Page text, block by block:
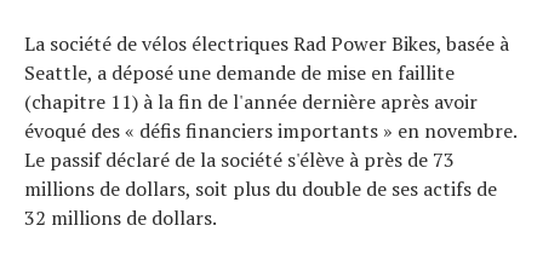
La société de vélos électriques Rad Power Bikes, basée à
Seattle, a déposé une demande de mise en faillite
(chapitre 11) à la fin de l'année dernière après avoir
évoqué des « défis financiers importants » en novembre.
Le passif déclaré de la société s'élève à près de 73
millions de dollars, soit plus du double de ses actifs de
32 millions de dollars.